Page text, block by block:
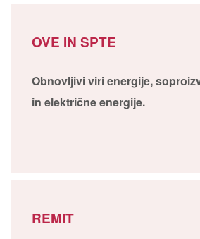
OVE IN SPTE
Obnovljivi viri energije,
in električne energije.
REMIT